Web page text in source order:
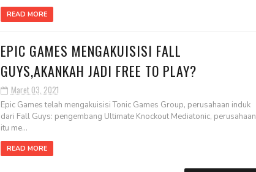
READ MORE
EPIC GAMES MENGAKUISISI FALL
GUYS,AKANKAH JADI FREE TO PLAY?
Maret 03, 2021
Epic Games telah mengakuisisi Tonic Games Group, perusahaan induk
dari Fall Guys: pengembang Ultimate Knockout Mediatonic, perusahaan
itu me...
READ MORE